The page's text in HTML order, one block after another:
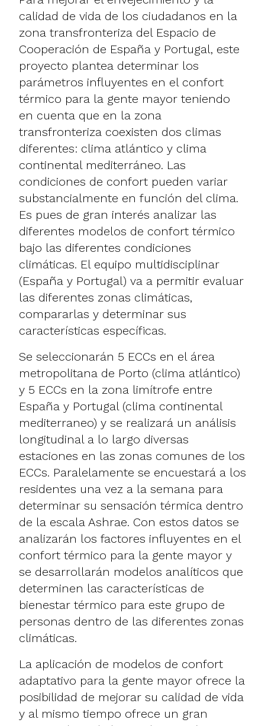
calidad de vida de los ciudadanos en la
zona transfronteriza del Espacio de
Cooperación de España y Portugal, este
proyecto plantea determinar los
parámetros influyentes en el confort
térmico para la gente mayor teniendo
en cuenta que en la zona
transfronteriza coexisten dos climas
diferentes: clima atlántico y clima
continental mediterráneo. Las
condiciones de confort pueden variar
substancialmente en función del clima.
Es pues de gran interés analizar las
diferentes modelos de confort térmico
bajo las diferentes condiciones
climáticas. El equipo multidisciplinar
(España y Portugal) va a permitir evaluar
las diferentes zonas climáticas,
compararlas y determinar sus
características específicas.
Se seleccionarán 5 ECCs en el área
metropolitana de Porto (clima atlántico)
y 5 ECCs en la zona limítrofe entre
España y Portugal (clima continental
mediterraneo) y se realizará un análisis
longitudinal a lo largo diversas
estaciones en las zonas comunes de los
ECCs. Paralelamente se encuestará a los
residentes una vez a la semana para
determinar su sensación térmica dentro
de la escala Ashrae. Con estos datos se
analizarán los factores influyentes en el
confort térmico para la gente mayor y
se desarrollarán modelos analíticos que
determinen las características de
bienestar térmico para este grupo de
personas dentro de las diferentes zonas
climáticas.
La aplicación de modelos de confort
adaptativo para la gente mayor ofrece la
posibilidad de mejorar su calidad de vida
y al mismo tiempo ofrece un gran